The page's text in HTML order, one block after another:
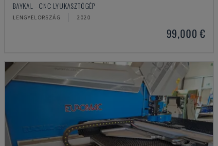
BAYKAL - CNC LYUKASZTÓGÉP
LENGYELORSZÁG 2020
99,000 €